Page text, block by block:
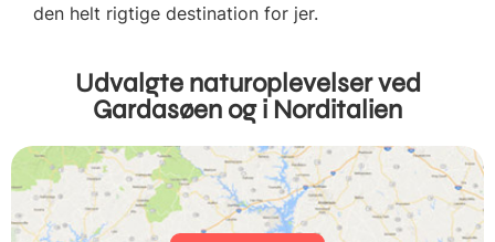
den helt rigtige destination for jer.
Udvalgte naturoplevelser ved
Gardasøen og i Norditalien